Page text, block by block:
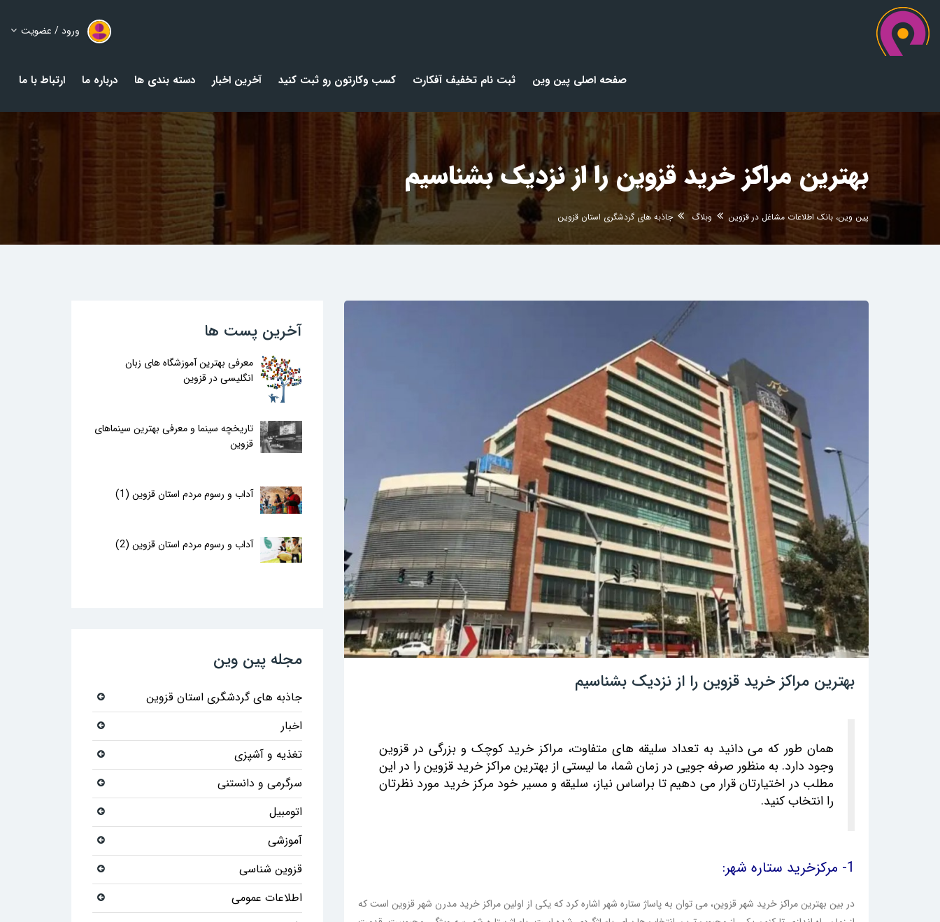
ورود / عضویت
صفحه اصلی پین وین ثبت نام تخفیف آفکارت کسب وکارتون رو ثبت کنید آخرین اخبار دسته بندی ها درباره ما ارتباط با ما
بهترین مراکز خرید قزوین را از نزدیک بشناسیم
پین وین، بانک اطلاعات مشاغل در قزوین وبلاگ جاذبه های گردشگری استان قزوین
بهترین مراکز خرید قزوین را از نزدیک بشناسیم
همان طور که می دانید به تعداد سلیقه های متفاوت، مراکز خرید کوچک و بزرگی در قزوین
وجود دارد. به منظور صرفه جویی در زمان شما، ما لیستی از بهترین مراکز خرید قزوین را در این
مطلب در اختیارتان قرار می دهیم تا براساس نیاز، سلیقه و مسیر خود مرکز خرید مورد نظرتان
را انتخاب کنید.
1- مرکز‌خرید ستاره شهر:
در بین بهترین مراکز خرید شهر قزوین، می توان به پاساژ ستاره شهر اشاره کرد که یکی از اولین مراکز خرید مدرن شهر قزوین است که
آخرین پست ها
معرفی بهترین آموزشگاه های زبان
انگلیسی در قزوین
تاریخچه سینما و معرفی بهترین سینماهای
قزوین
آداب و رسوم مردم استان قزوین (1)
آداب و رسوم مردم استان قزوین (2)
مجله پین وین
جاذبه های گردشگری استان قزوین
اخبار
تغذیه و آشپزی
سرگرمی و دانستنی
اتومبیل
آموزشی
قزوین شناسی
اطلاعات عمومی